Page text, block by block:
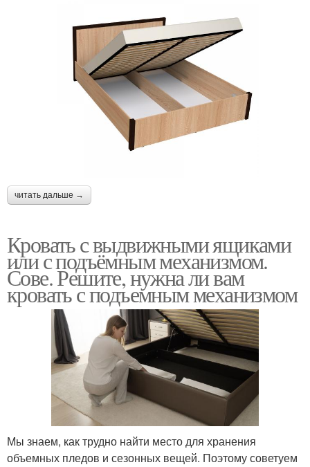
читать дальше →
Кровать с выдвижными ящиками
или с подъёмным механизмом.
Сове. Решите, нужна ли вам
кровать с подъемным механизмом
Мы знаем, как трудно найти место для хранения
объемных пледов и сезонных вещей. Поэтому советуем